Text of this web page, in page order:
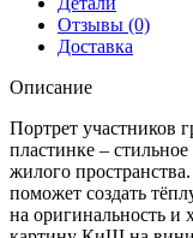
Отзывы (0)
Доставка
Описание
Портрет участников
пластинке –
жилого
поможет создать
на оригинальность и